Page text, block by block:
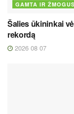
GAMTA IR ŽMOGUS
Šalies ūkininkai
rekordą
2026 08 07